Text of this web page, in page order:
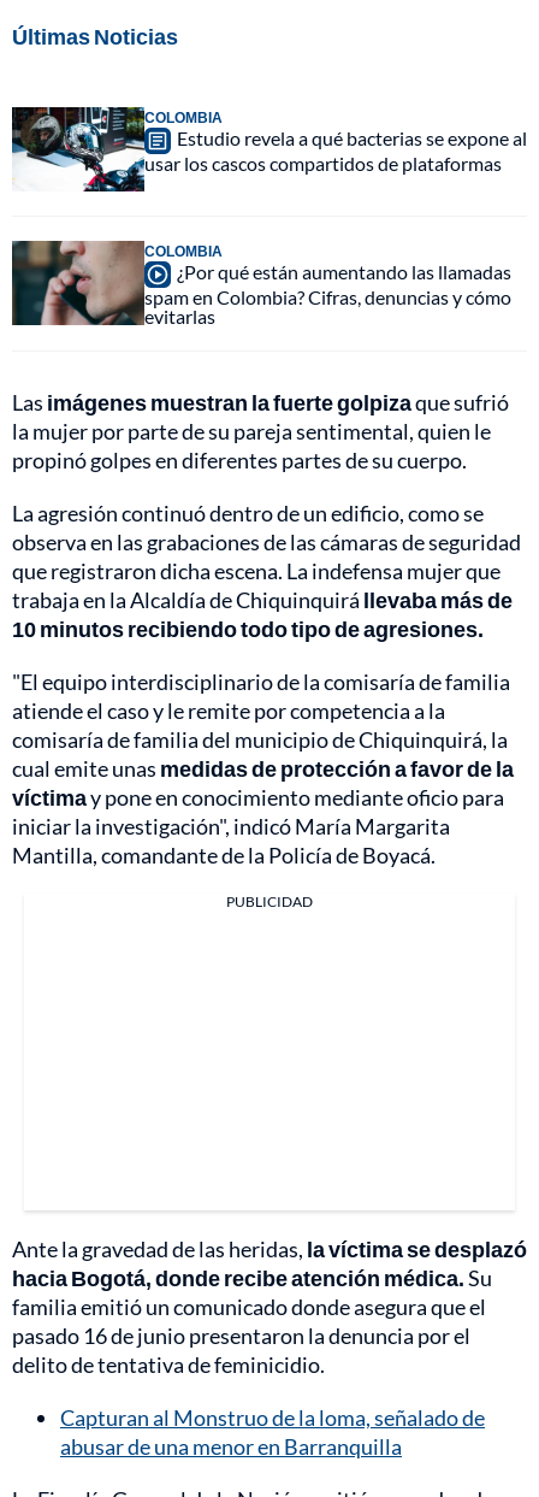
Últimas Noticias
COLOMBIA
Estudio revela a qué bacterias se expone al
usar los cascos compartidos de plataformas
COLOMBIA
¿Por qué están aumentando las llamadas
spam en Colombia? Cifras, denuncias y cómo
evitarlas
Las imágenes muestran la fuerte golpizaque sufrió
la mujer por parte de su pareja sentimental, quien le
propinó golpes en diferentes partes de su cuerpo.
La agresión continuó dentro de un edificio, como se
observa en las grabaciones de las cámaras de seguridad
que registraron dicha escena. La indefensa mujer que
trabaja en la Alcaldía de Chiquinquirá llevaba más de
10 minutos recibiendo todo tipo de agresiones.
"El equipo interdisciplinario de la comisaría de familia
atiende el caso y le remite por competencia a la
comisaría de familia del municipio de Chiquinquirá, la
cual emite unas medidas de protección a favor de la
víctimay pone en conocimiento mediante oficio para
iniciar la investigación", indicó María Margarita
Mantilla, comandante de la Policía de Boyacá.
PUBLICIDAD
Ante la gravedad de las heridas, la víctima se desplazó
hacia Bogotá, donde recibe atención médica.Su
familia emitió un comunicado donde asegura que el
pasado 16 de junio presentaron la denuncia por el
delito de tentativa de feminicidio.
Capturan al Monstruo de la loma, señalado de
abusar de una menor en Barranquilla